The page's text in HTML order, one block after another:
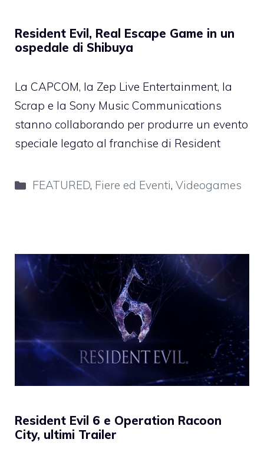
Resident Evil, Real Escape Game in un
ospedale di Shibuya
La CAPCOM, la Zep Live Entertainment, la
Scrap e la Sony Music Communications
stanno collaborando per produrre un evento
speciale legato al franchise di Resident
Categorie
FEATURED, Fiere ed Eventi,Videogames
Resident Evil 6 e Operation Racoon
City, ultimi Trailer